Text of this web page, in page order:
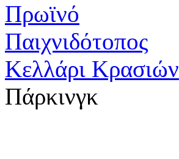
Πρωϊνό
Παιχνιδότοπος
Κελλάρι Κρασιών
Πάρκινγκ